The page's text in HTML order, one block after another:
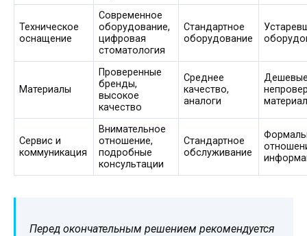
Техническое
оснащение
Современное
оборудование,
цифровая
стоматология
Стандартное
оборудование
Материалы
Проверенные
бренды,
высокое
качество
Среднее
качество,
аналоги
Сервис и
коммуникация
Внимательное
отношение,
подробные
консультации
Стандартное
обслуживание
Перед окончательным решением рекомендуется